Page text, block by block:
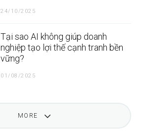
24/10/2025
Tại sao AI không giúp doanh
nghiệp tạo lợi thế cạnh tranh bền
vững?
01/08/2025
MORE